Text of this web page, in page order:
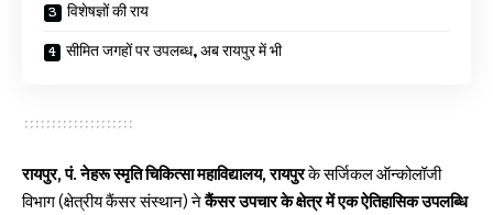
विशेषज्ञों की राय
सीमित जगहों पर उपलब्ध, अब रायपुर में भी
रायपुर, पं. नेहरू स्मृति चिकित्सा महाविद्यालय, रायपुरके सर्जिकल ऑन्कोलॉजी
विभाग (क्षेत्रीय कैंसर संस्थान) नेकैंसर उपचार के क्षेत्र में एक ऐतिहासिक उपलब्धि